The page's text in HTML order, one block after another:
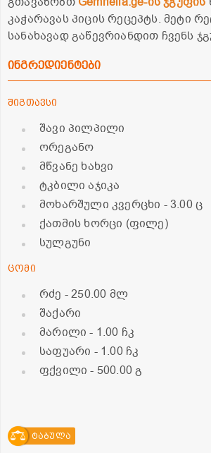
კაჭარავას პიცის რეცეპტს. მეტი
სანახავად გაწევრიანდით ჩვენს
ინგრედიენტები
შიგთავსი
შავი პილპილი
ორეგანო
მწვანე ხახვი
ტკბილი აჯიკა
მოხარშული კვერცხი - 3.00 ც
ქათმის ხორცი (ფილე)
სულგუნი
ცომი
რძე - 250.00 მლ
შაქარი
მარილი- 1.00 ჩკ
საფუარი - 1.00 ჩკ
ფქვილი- 500.00 გ
ტაბულა